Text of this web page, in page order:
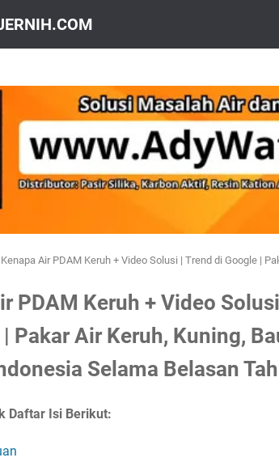
Kenapa Air PDAM Keruh + Video Solusi | Trend di Google |
PDAM Keruh + Video
Pakar Air Keruh, Kuning,
Selama Belasan
Daftar Isi Berikut: